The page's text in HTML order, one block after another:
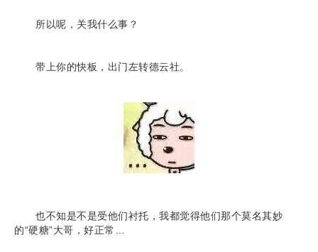
所以呢，关我什么事？
带上你的快板，出门左转德云社。
也不知是不是受他们衬托，我都觉得他们那个莫名其妙
的“硬糖”大哥，好正常…